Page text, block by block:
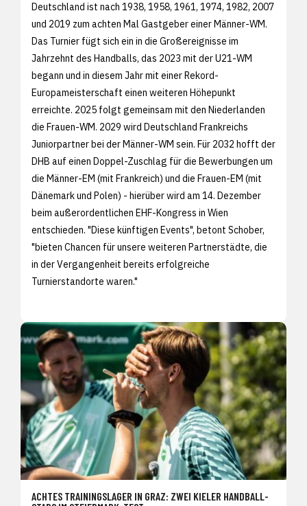
Deutschland ist nach 1938, 1958, 1961, 1974, 1982, 2007
und 2019 zum achten Mal Gastgeber einer Männer-WM.
Das Turnier fügt sich ein in die Großereignisse im
Jahrzehnt des Handballs, das 2023 mit der U21-WM
begann und in diesem Jahr mit einer Rekord-
Europameisterschaft einen weiteren Höhepunkt
erreichte. 2025 folgt gemeinsam mit den Niederlanden
die Frauen-WM. 2029 wird Deutschland Frankreichs
Juniorpartner bei der Männer-WM sein. Für 2032 hofft der
DHB auf einen Doppel-Zuschlag für die Bewerbungen um
die Männer-EM (mit Frankreich) und die Frauen-EM (mit
Dänemark und Polen) - hierüber wird am 14. Dezember
beim außerordentlichen EHF-Kongress in Wien
entschieden. "Diese künftigen Events", betont Schober,
"bieten Chancen für unsere weiteren Partnerstädte, die
in der Vergangenheit bereits erfolgreiche
Turnierstandorte waren."
ACHTES TRAININGSLAGER IN GRAZ: ZWEI KIELER HANDBALL-